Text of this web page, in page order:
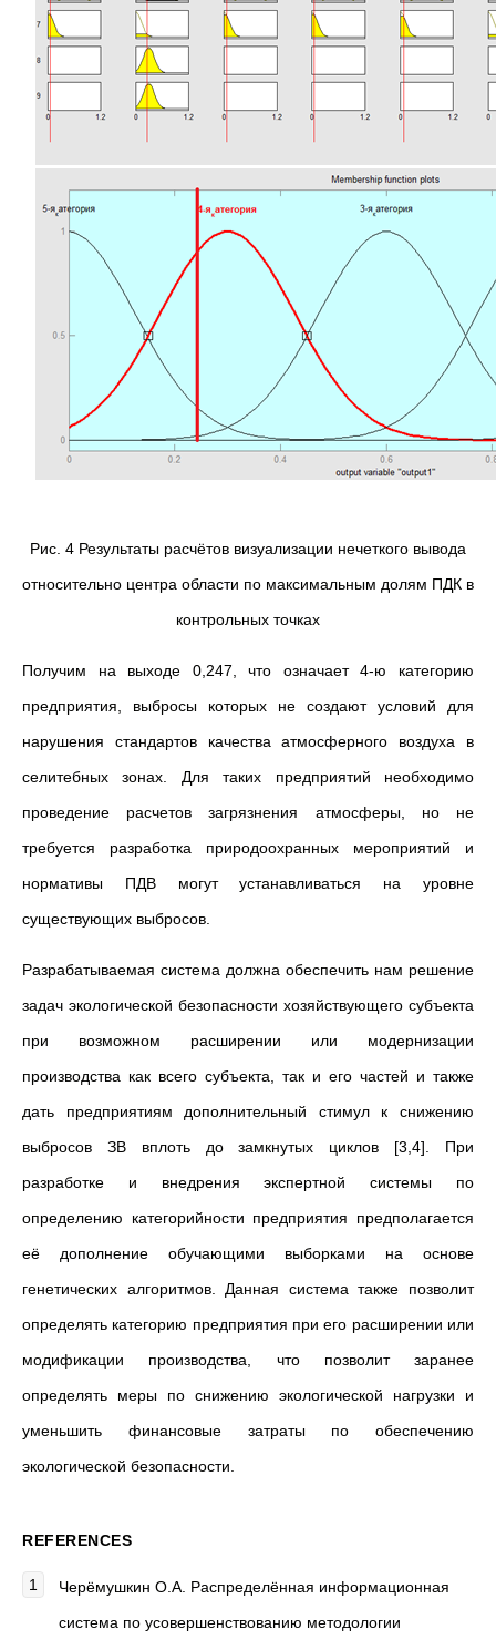
Рис. 4 Результаты расчётов визуализации нечеткого вывода
относительно центра области по максимальным долям ПДК в
контрольных точках
Получим на выходе 0,247, что означает 4-ю категорию
предприятия, выбросы которых не создают условий для
нарушения стандартов качества атмосферного воздуха в
селитебных зонах. Для таких предприятий необходимо
проведение расчетов загрязнения атмосферы, но не
требуется разработка природоохранных мероприятий и
нормативы ПДВ могут устанавливаться на уровне
существующих выбросов.
Разрабатываемая система должна обеспечить нам решение
задач экологической безопасности хозяйствующего субъекта
при возможном расширении или модернизации
производства как всего субъекта, так и его частей и также
дать предприятиям дополнительный стимул к снижению
выбросов ЗВ вплоть до замкнутых циклов [3,4]. При
разработке и внедрения экспертной системы по
определению категорийности предприятия предполагается
её дополнение обучающими выборками на основе
генетических алгоритмов. Данная система также позволит
определять категорию предприятия при его расширении или
модификации производства, что позволит заранее
определять меры по снижению экологической нагрузки и
уменьшить финансовые затраты по обеспечению
экологической безопасности.
REFERENCES
Черёмушкин О.А. Распределённая информационная
система по усовершенствованию методологии